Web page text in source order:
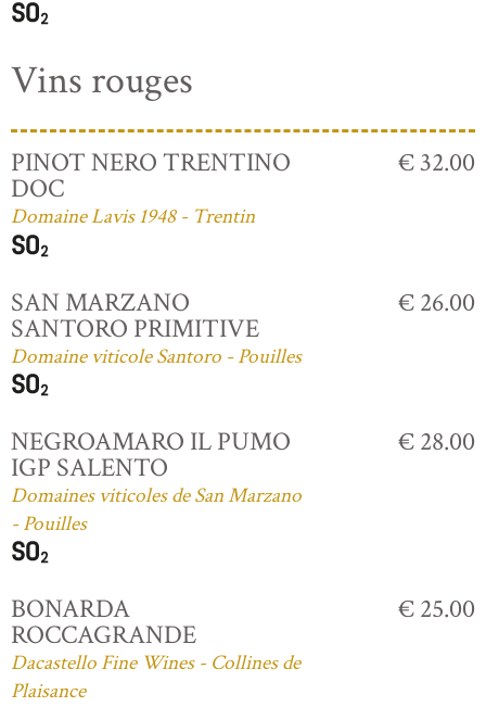
Vins rouges
PINOT NERO TRENTINO
DOC
Domaine Lavis 1948 - Trentin
€ 32.00
SAN MARZANO
SANTORO PRIMITIVE
Domaine viticole Santoro - Pouilles
€ 26.00
NEGROAMARO IL PUMO
IGP SALENTO
Domaines viticoles de San Marzano
- Pouilles
€ 28.00
BONARDA
ROCCAGRANDE
Dacastello Fine Wines - Collines de
Plaisance
€ 25.00